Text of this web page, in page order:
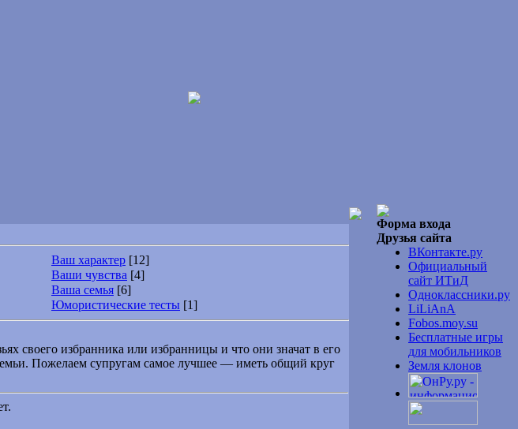
Ваш характер [12]
Ваши чувства [4]
Ваша семья [6]
Юмористические тесты [1]
своего избранника или избранницы и что они значат в его
Пожелаем супругам самое лучшее — иметь общий круг
Форма входа
Друзья сайта
ВКонтакте.ру
Официальный
сайт ИТиД
Одноклассники.ру
LiLiAnA
Fobos.moy.su
Бесплатные игры
для мобильников
Земля клонов